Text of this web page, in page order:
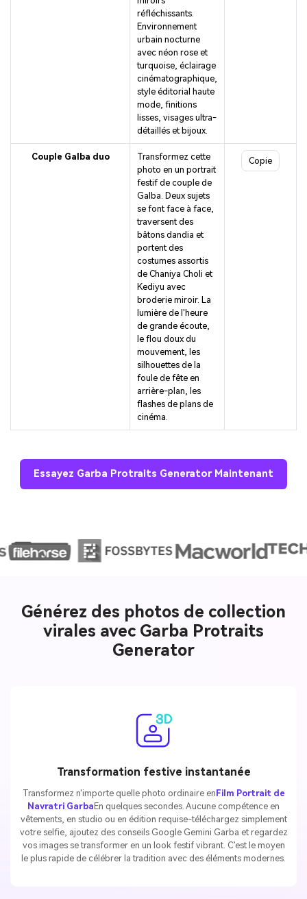
réfléchissants.
Environnement
urbain nocturne
avec néon rose et
turquoise, éclairage
cinématographique,
style éditorial haute
mode, finitions
lisses, visages ultra-
détaillés et bijoux.
Couple Galba duo
Transformez cette
photo en un portrait
festif de couple de
Galba. Deux sujets
se font face à face,
traversent des
bâtons dandia et
portent des
costumes assortis
de Chaniya Choli et
Kediyu avec
broderie miroir. La
lumière de l'heure
de grande écoute,
le flou doux du
mouvement, les
silhouettes de la
foule de fête en
arrière-plan, les
flashes de plans de
cinéma.
Copie
Essayez Garba Protraits Generator Maintenant
Générez des photos de collection
virales avec Garba Protraits
Generator
Transformation festive instantanée
Transformez n'importe quelle photo ordinaire en Film Portrait de
Navratri Garba En quelques secondes. Aucune compétence en
vêtements, en studio ou en édition requise-téléchargez simplement
votre selfie, ajoutez des conseils Google Gemini Garba et regardez
vos images se transformer en un look festif vibrant. C’est le moyen
le plus rapide de célébrer la tradition avec des éléments modernes.